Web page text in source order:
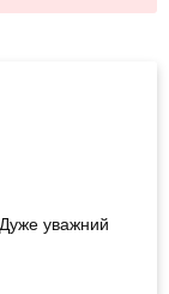
Дуже уважний